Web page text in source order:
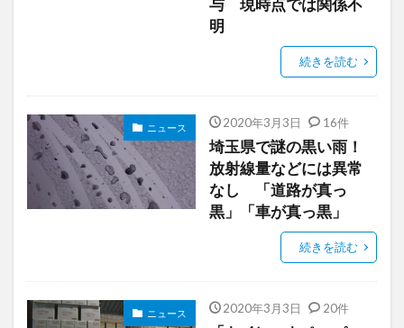
与 現時点では関係不
明
続きを読む
ニュース 2020年3月3日 16件
埼玉県で謎の黒い雨！
放射線量などには異常
なし 「道路が真っ
黒」「車が真っ黒」
続きを読む
ニュース 2020年3月3日 20件